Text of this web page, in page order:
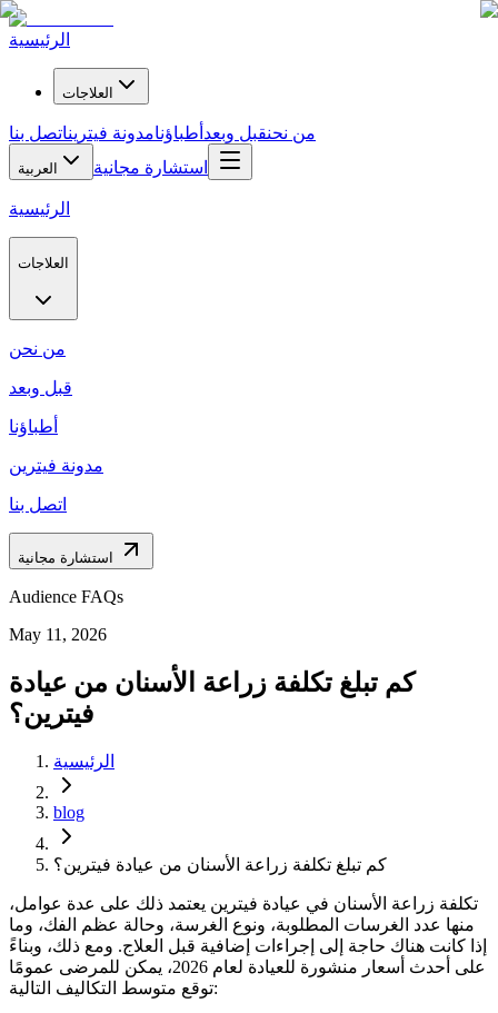
الرئيسية
العلاجات
من نحنقبل وبعد أطباؤنامدونة فيتريناتصل بنا
العربية استشارة مجانية
الرئيسية
العلاجات
من نحن
قبل وبعد
أطباؤنا
مدونة فيترين
اتصل بنا
استشارة مجانية
Audience FAQs
May 11, 2026
كم تبلغ تكلفة زراعة الأسنان من عيادة
فيترين؟
الرئيسية
blog
كم تبلغ تكلفة زراعة الأسنان من عيادة فيترين؟
تكلفة زراعة الأسنان في عيادة فيترين يعتمد ذلك على عدة عوامل،
منها عدد الغرسات المطلوبة، ونوع الغرسة، وحالة عظم الفك، وما
إذا كانت هناك حاجة إلى إجراءات إضافية قبل العلاج. ومع ذلك، وبناءً
على أحدث أسعار منشورة للعيادة لعام 2026، يمكن للمرضى عمومًا
توقع متوسط ​​التكاليف التالية: